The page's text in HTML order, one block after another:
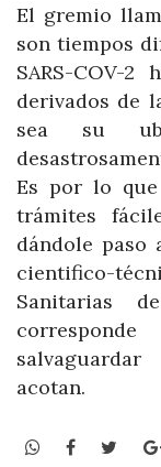
El gremio
son tiempos
SARS-COV-
derivados de
sea su
Es por lo que
trámites
dándole paso
cientifico-
Sanitarias
acotan.
WhatsApp
Facebook